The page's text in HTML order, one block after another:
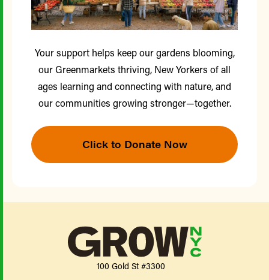
Your support helps keep our gardens blooming,
our Greenmarkets thriving, New Yorkers of all
ages learning and connecting with nature, and
our communities growing stronger—together.
Click to Donate Now
100 Gold St #3300